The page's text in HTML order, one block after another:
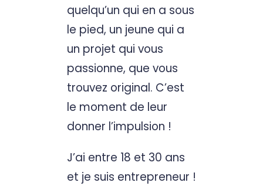
quelqu’un qui en a sous
le pied, un jeune qui a
un projet qui vous
passionne, que vous
trouvez original. C’est
le moment de leur
donner l’impulsion !
J’ai entre 18 et 30 ans
et je suis entrepreneur !